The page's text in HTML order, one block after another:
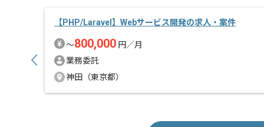
【PHP/Laravel】Webサービス開発の求人・案件
〜800,000 円／月
業務委託
神田（東京都）